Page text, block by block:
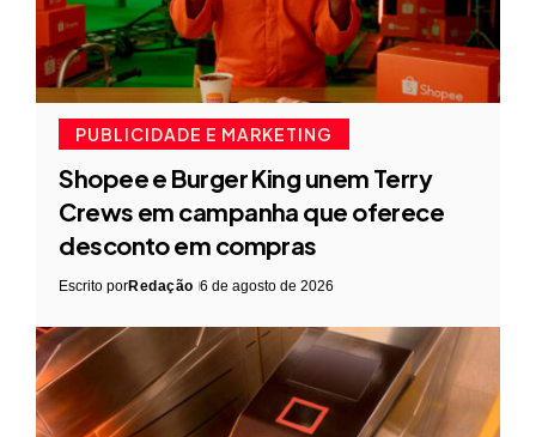
PUBLICIDADE E MARKETING
Shopee e Burger King unem Terry
Crews em campanha que oferece
desconto em compras
Escrito porRedação 6 de agosto de 2026